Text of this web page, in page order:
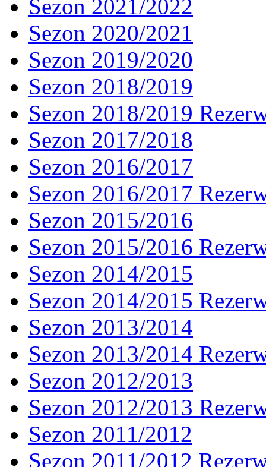
Sezon 2021/2022
Sezon 2020/2021
Sezon 2019/2020
Sezon 2018/2019
Sezon 2018/2019
Sezon 2017/2018
Sezon 2016/2017
Sezon 2016/2017
Sezon 2015/2016
Sezon 2015/2016
Sezon 2014/2015
Sezon 2014/2015
Sezon 2013/2014
Sezon 2013/2014
Sezon 2012/2013
Sezon 2012/2013
Sezon 2011/2012
Sezon 2011/2012